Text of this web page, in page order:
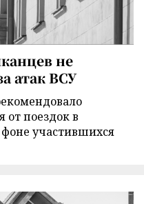
не
атак ВСУ
от поездок в
участившихся